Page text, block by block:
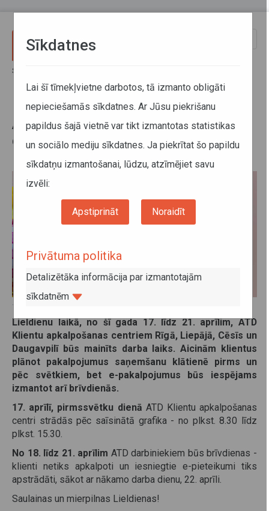
Sākums
ATD Klientu apkalpošanas
centriem Lieldienās mainīts darba
laiks
15. aprīlis 2025
Lieldienu laikā, no šī gada 17. līdz 21. aprīlim, ATD
Klientu apkalpošanas centriem Rīgā, Liepājā, Cēsīs un
Daugavpilī būs mainīts darba laiks. Aicinām klientus
plānot pakalpojumus saņemšanu klātienē pirms un
pēc svētkiem, bet e-pakalpojumus būs iespējams
izmantot arī brīvdienās.
17. aprīlī, pirmssvētku dienā ATD Klientu apkalpošanas
centri strādās pēc saīsinātā grafika - no plkst. 8.30 līdz
plkst. 15.30.
No 18. līdz 21. aprīlim ATD darbiniekiem būs brīvdienas -
klienti netiks apkalpoti un iesniegtie e-pieteikumi tiks
apstrādāti, sākot ar nākamo darba dienu, 22. aprīli.
Saulainas un mierpilnas Lieldienas!
Sīkdatnes
Lai šī tīmekļvietne darbotos, tā izmanto obligāti
nepieciešamās sīkdatnes. Ar Jūsu piekrišanu
papildus šajā vietnē var tikt izmantotas statistikas
un sociālo mediju sīkdatnes. Ja piekrītat šo papildu
sīkdatņu izmantošanai, lūdzu, atzīmējiet savu
izvēli:
Apstiprināt Noraidīt
Privātuma politika
Detalizētāka informācija par izmantotajām
sīkdatnēm